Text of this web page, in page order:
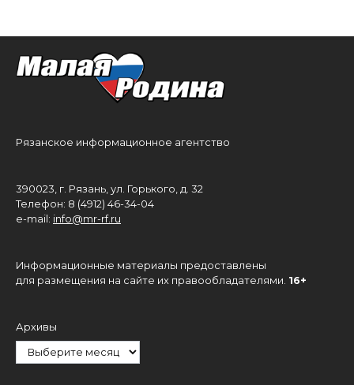
Рязанское информационное агентство
390023, г. Рязань, ул. Горького, д. 32
Телефон: 8 (4912) 46-34-04
e-mail: info@mr-rf.ru
Информационные материалы предоставлены
для размещения на сайте их правообладателями. 16+
Архивы